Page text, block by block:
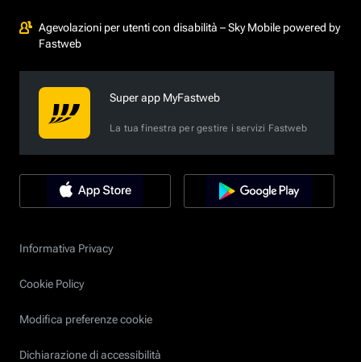
Agevolazioni per utenti con disabilità – Sky Mobile powered by
Fastweb
Super app MyFastweb
La tua finestra per gestire i servizi Fastweb
Informativa Privacy
Cookie Policy
Modifica preferenze cookie
Dichiarazione di accessibilità